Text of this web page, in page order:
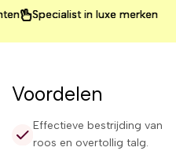
Specialist in luxe merken
Specialist in luxe merken
Specialist in luxe merken
Voordelen
Effectieve bestrijding van
roos en overtollig talg.